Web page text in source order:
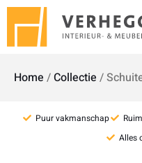
Home /Collectie /
Puur vakmanschap
Alles